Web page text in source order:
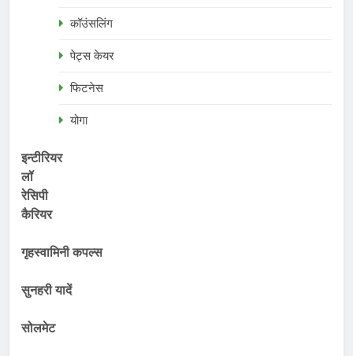
कॉउंसलिंग
पेट्स केयर
फिटनेस
योगा
इन्टीरियर
लॉ
रेसिपी
कैरियर
गृहस्वामिनी कपल्स
सुनहरी यादें
सोलमेट